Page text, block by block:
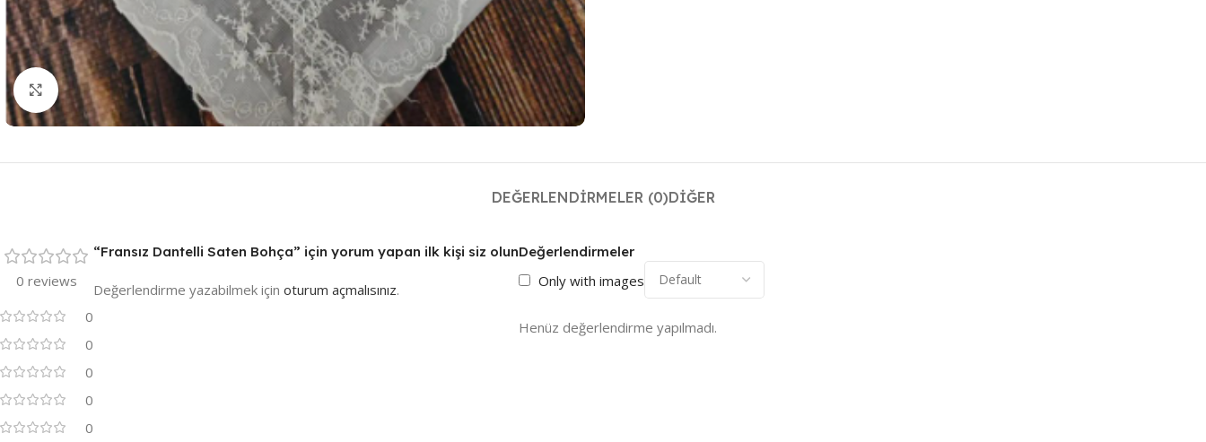
Resmi Büyüt
DEĞERLENDIRMELER (0)DIĞER
0 reviews
0
0
0
0
0
Değerlendirmeler
Only with images
Henüz değerlendirme yapılmadı.
“Fransız Dantelli Saten Bohça” için yorum yapan ilk kişi siz olun
Değerlendirme yazabilmek için oturum açmalısınız.